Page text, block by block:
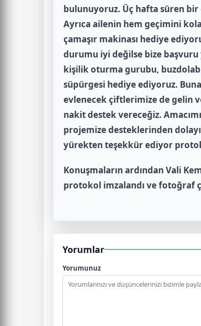
bulunuyoruz. Üç hafta süren
Ayrıca ailenin hem geçimini
çamaşır makinası hediye
durumu iyi değilse bize
kişilik oturma gurubu,
süpürgesi hediye ediyoruz.
evlenecek çiftlerimize de gelin
nakit destek vereceğiz.
projemize desteklerinden
yürekten teşekkür ediyor
Konuşmaların ardından Vali
protokol imzalandı ve fotoğraf
Yorumlar
Yorumunuz